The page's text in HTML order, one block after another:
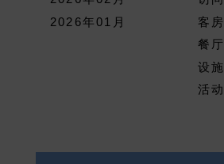
2026年01月
客房
餐厅
设施
活动